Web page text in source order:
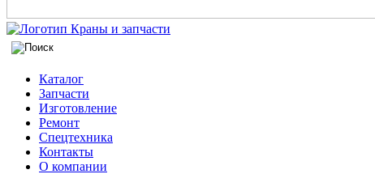
Каталог
Запчасти
Изготовление
Ремонт
Спецтехника
Контакты
О компании